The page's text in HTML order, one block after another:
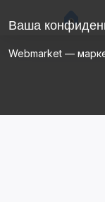
Ваша
Webmarket —